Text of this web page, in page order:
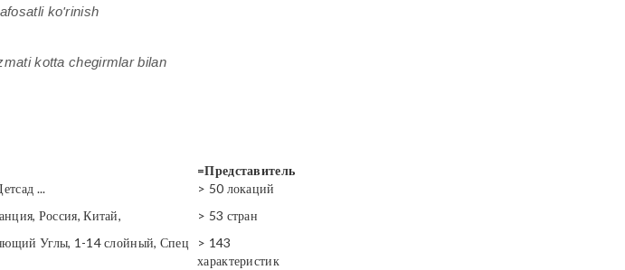
ko'rinish
kotta chegirmlar bilan
=Представитель
...
> 50 локаций
Россия, Китай, > 53 стран
Углы, 1-14 слойный, Спец
> 143
характеристик